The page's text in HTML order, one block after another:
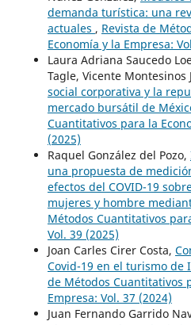
demanda turística: una
actuales , Revista de
Economía y la Empresa:
Laura Adriana Saucedo
Tagle, Vicente Montesinos
social corporativa y la
mercado bursátil de
Cuantitativos para la
(2025)
Raquel González del Pozo,
una propuesta de
efectos del COVID-19
mujeres y hombre
Métodos Cuantitativos
Vol. 39 (2025)
Joan Carles Cirer Costa,
Covid-19 en el turismo de
de Métodos Cuantitativos
Empresa: Vol. 37 (2024)
Juan Fernando Garrido